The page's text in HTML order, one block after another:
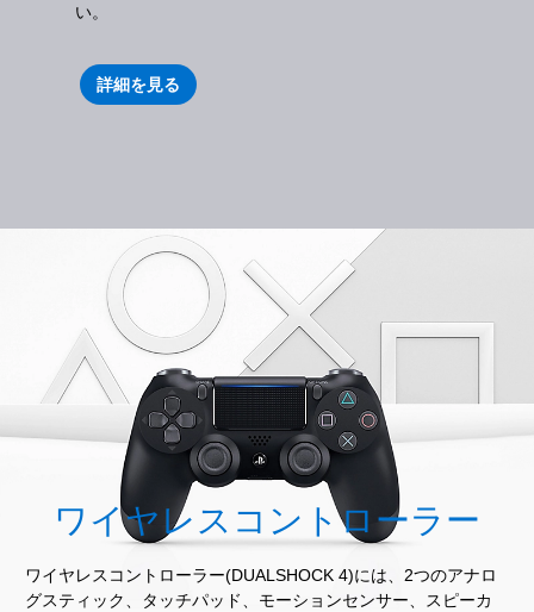
い。
詳細を見る
ワイヤレスコントローラー
ワイヤレスコントローラー(DUALSHOCK 4)には、2つのアナロ
グスティック、タッチパッド、モーションセンサー、スピーカ